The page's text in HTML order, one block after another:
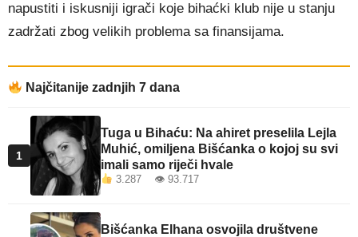
napustiti i iskusniji igrači koje bihaćki klub nije u stanju
zadržati zbog velikih problema sa finansijama.
Najčitanije zadnjih 7 dana
1
Tuga u Bihaću: Na ahiret preselila Lejla
Muhić, omiljena Bišćanka o kojoj su svi
imali samo riječi hvale
3.287 👁 93.717
Bišćanka Elhana osvojila društvene